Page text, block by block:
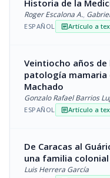
Historia de la
Roger Escalona A.,
ESPAÑOL articleArtículo a
Veintiocho años
patología mamaria
Machado
Gonzalo Rafael Barrios
ESPAÑOL articleArtículo a
De Caracas al
una familia colonial
Luis Herrera García